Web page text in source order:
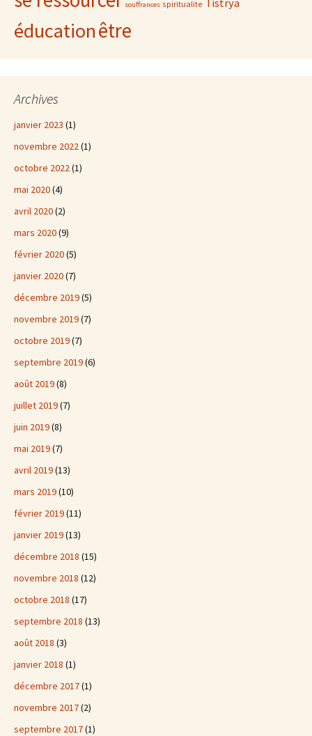
souffrances spiritualite Tistrya
éducationêtre
Archives
janvier 2023 (1)
novembre 2022(1)
octobre 2022(1)
mai 2020(4)
avril 2020(2)
mars 2020(9)
février 2020(5)
janvier 2020(7)
décembre 2019(5)
novembre 2019(7)
octobre 2019(7)
septembre 2019(6)
août 2019(8)
juillet 2019(7)
juin 2019(8)
mai 2019(7)
avril 2019(13)
mars 2019(10)
février 2019(11)
janvier 2019(13)
décembre 2018 (15)
novembre 2018 (12)
octobre 2018 (17)
septembre 2018 (13)
août 2018 (3)
janvier 2018 (1)
décembre 2017(1)
novembre 2017(2)
septembre 2017(1)